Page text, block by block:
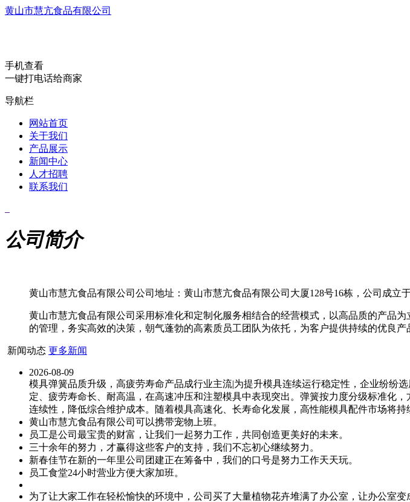
黄山市慧亢食品有限公司
手机查看
一键打电话给商家
导航栏
网站首页
关于我们
产品展示
新闻中心
人才招聘
联系我们
公司简介
黄山市慧亢食品有限公司公司地址：黄山市慧亢食品有限公司大厦128号16栋，公司成立于
黄山市慧亢食品有限公司采用标准化和定制化服务相结合的经营模式，以高品质的产品
的管理，务实高效的决策，朝气蓬勃的高素质员工团队为依托，为客户提供持续的优良产
新闻动态 更多新闻
2026-08-09
模具弹簧品质升级，高疲劳寿命产品成行业主流|为提升模具连续运行稳定性，企业纷纷
定、疲劳寿命长、耐高温，在高速冲压和注塑模具中表现突出。弹簧按力度分级标准化
连续性，降低综合维护成本。随着模具高速化、长寿命化发展，高性能模具配件市场将持
黄山市慧亢食品有限公司可以携带宠物上班。
员工是公司最宝贵的财富，让我们一起努力工作，共同创造更美好的未来。
三十余年的努力，才赢得这些客户的支持，我们不忘初心继续努力。
新春佳节在新的一年里公司团建正在筹备中，我们的口号是努力工作天天玩。
员工食堂24小时营业方便大家加班。
为了让大家工作在轻松愉快的环境中，公司买了大量植物花卉堆满了办公室，让办公室变